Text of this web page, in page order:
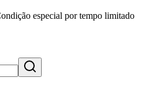
especial por tempo limitado